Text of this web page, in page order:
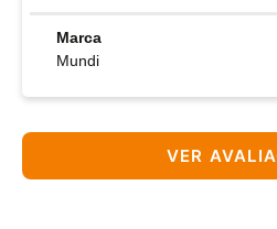
Marca
Mundi
VER